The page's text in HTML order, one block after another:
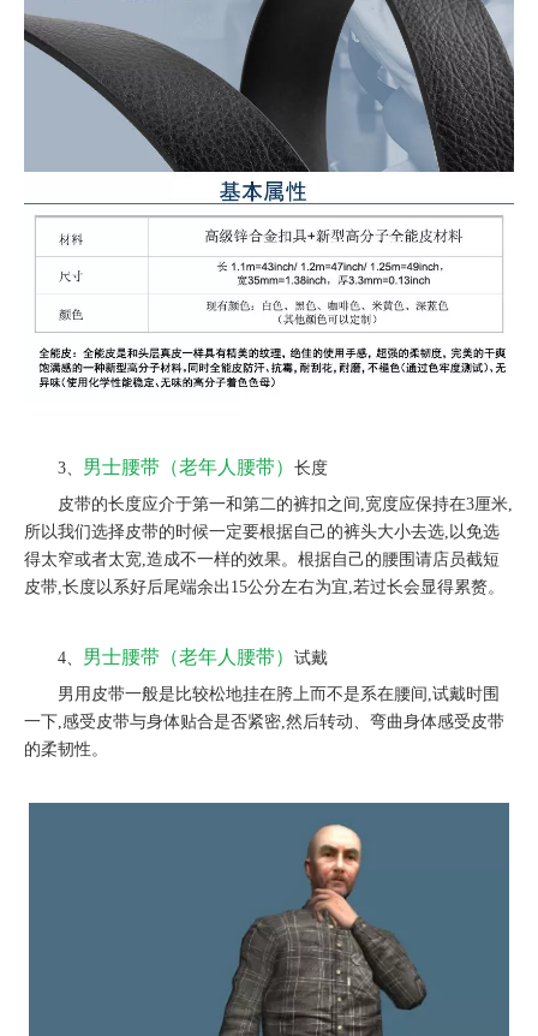
3、 男士腰带（老年人腰带） 长度
皮带的长度应介于第一和第二的裤扣之间,宽度应保持在3厘米,
所以我们选择皮带的时候一定要根据自己的裤头大小去选,以免选
得太窄或者太宽,造成不一样的效果。根据自己的腰围请店员截短
皮带,长度以系好后尾端余出15公分左右为宜,若过长会显得累赘。
4、 男士腰带（老年人腰带） 试戴
男用皮带一般是比较松地挂在胯上而不是系在腰间,试戴时围
一下,感受皮带与身体贴合是否紧密,然后转动、弯曲身体感受皮带
的柔韧性。